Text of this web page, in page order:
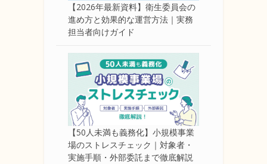
【2026年最新資料】衛生委員会の
進め方と効果的な運営方法｜実務
担当者向けガイド
【50人未満も義務化】小規模事業
場のストレスチェック｜対象者・
実施手順・外部委託まで徹底解説